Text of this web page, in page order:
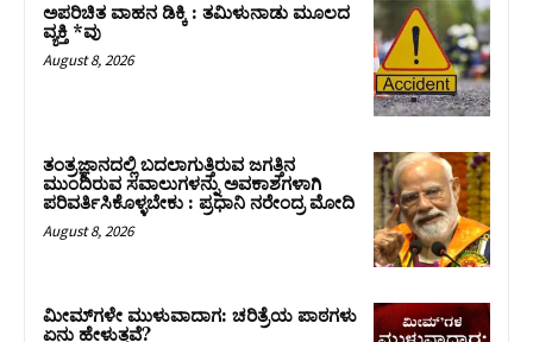
ಅಪರಿಚಿತ ವಾಹನ ಡಿಕ್ಕಿ : ತಮಿಳುನಾಡು ಮೂಲದ
ವ್ಯಕ್ತಿ *ವು
August 8, 2026
ತಂತ್ರಜ್ಞಾನದಲ್ಲಿ ಬದಲಾಗುತ್ತಿರುವ ಜಗತ್ತಿನ
ಮುಂದಿರುವ ಸವಾಲುಗಳನ್ನು ಅವಕಾಶಗಳಾಗಿ
ಪರಿವರ್ತಿಸಿಕೊಳ್ಳಬೇಕು : ಪ್ರಧಾನಿ ನರೇಂದ್ರ ಮೋದಿ
August 8, 2026
ಮೀಮ್‌ಗಳೇ ಮುಳುವಾದಾಗ: ಚರಿತ್ರೆಯ ಪಾಠಗಳು
ಏನು ಹೇಳುತ್ತವೆ?